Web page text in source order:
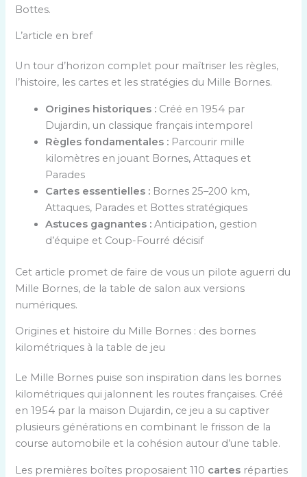
Bottes.
L’article en bref
Un tour d’horizon complet pour maîtriser les règles,
l’histoire, les cartes et les stratégies du Mille Bornes.
Origines historiques : Créé en 1954 par
Dujardin, un classique français intemporel
Règles fondamentales : Parcourir mille
kilomètres en jouant Bornes, Attaques et
Parades
Cartes essentielles : Bornes 25–200 km,
Attaques, Parades et Bottes stratégiques
Astuces gagnantes : Anticipation, gestion
d’équipe et Coup-Fourré décisif
Cet article promet de faire de vous un pilote aguerri du
Mille Bornes, de la table de salon aux versions
numériques.
Origines et histoire du Mille Bornes : des bornes
kilométriques à la table de jeu
Le Mille Bornes puise son inspiration dans les bornes
kilométriques qui jalonnent les routes françaises. Créé
en 1954 par la maison Dujardin, ce jeu a su captiver
plusieurs générations en combinant le frisson de la
course automobile et la cohésion autour d’une table.
Les premières boîtes proposaient 110 cartes réparties